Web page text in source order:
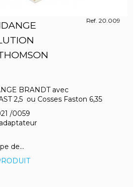
Ref. 20.009
BRANDT avec
2,5 ou Cosses Faston 6,35
/0059
de...